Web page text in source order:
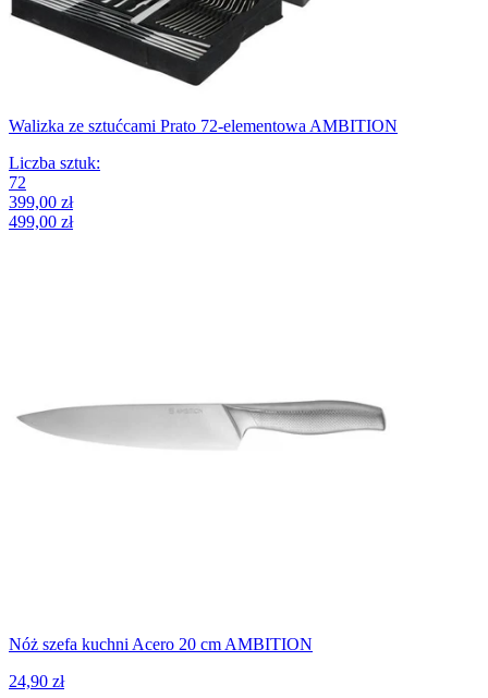
Walizka ze sztućcami Prato 72-elementowa AMBITION
Liczba sztuk:
72
399,00 zł
499,00 zł
Nóż szefa kuchni Acero 20 cm AMBITION
24,90 zł